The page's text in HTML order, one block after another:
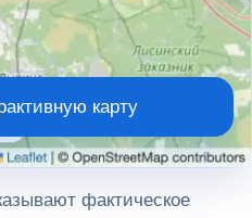
карту
фактическое